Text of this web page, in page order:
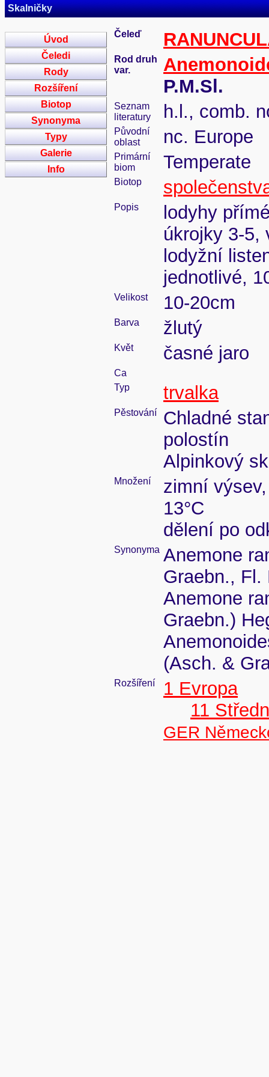
Skalničky
Úvod
Čeledi
Rody
Rozšíření
Biotop
Synonyma
Typy
Galerie
Info
Čeleď
Rod druh
var.
P.M.Sl.
Seznam
literatury
h.l., comb.
Původní
oblast
nc. Europe
Primární
biom
Temperate
Biotop
Popis
lodyhy
úkrojky 3-5,
lodyžní
jednotlivé,
Velikost 10-20cm
Barva žlutý
Květ časné jaro
Ca
Typ
trvalka
Pěstování
Chladné
polostín
Alpinkový
Množení
zimní
13°C
dělení po
Synonyma Anemone
Graebn., Fl.
Anemone
Graebn.)
(Asch. &
Rozšíření
1 Evropa
11
GER